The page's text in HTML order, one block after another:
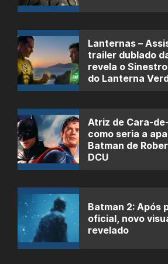
Lanternas –
trailer dublado
revela o
do Lanterna
Atriz de Cara-
como seria a
Batman de
DCU
Batman 2: Após
oficial, novo
revelado